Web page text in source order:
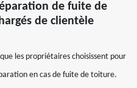
de fuite de
de clientèle
les propriétaires choisissent pour
en cas de fuite de toiture.